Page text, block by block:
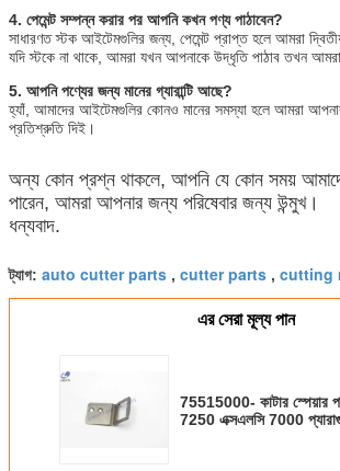
4. পেমেন্ট সম্পন্ন করার পর আপনি কখন পণ্য পাঠাবেন?
সাধারণত স্টক আইটেমগুলির জন্য, পেমেন্ট প্রাপ্ত হলে আমরা দ্বিতীয়
যদি স্টকে না থাকে, আমরা যখন আপনাকে উদ্ধৃতি পাঠাব তখন
5. আপনি পণ্যের জন্য মানের গ্যারান্টি আছে?
হ্যাঁ, আমাদের আইটেমগুলির কোনও মানের সমস্যা হলে আমরা
প্রতিশ্রুতি দিই।
অন্য কোন প্রশ্ন থাকলে, আপনি যে কোন সময়
পারেন, আমরা আপনার জন্য পরিষেবার জন্য উন্মুখ।
ধন্যবাদ.
ট্যাগ: auto cutter parts , cutter parts , cutting
এর সেরা মূল্য পান
75515000- কাটার স্পেয়ার
7250 এক্সএলসি 7000